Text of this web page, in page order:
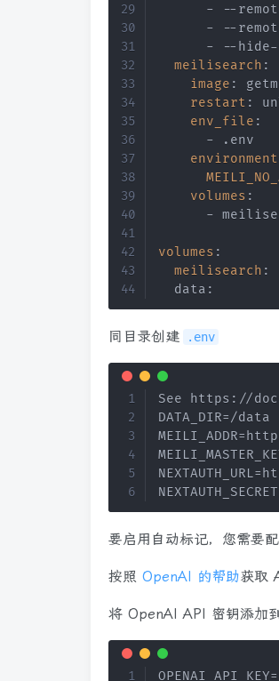
-
--
-
--
-
-- hide-
meilisearch :
image :
restart :
env_file :
- .env
environment
volumes :
-
volumes :
meilisearch :
  data
:
同目录创建 .env
See https://
DATA_DIR=/data
要启用自动标记，您需要
按照 OpenAI 的帮助获取
将 OpenAI API 密钥添加